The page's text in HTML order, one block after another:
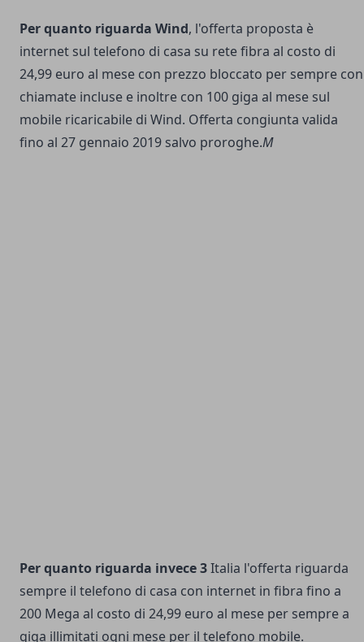
Per quanto riguarda Wind, l'offerta proposta è
internet sul telefono di casa su rete fibra al costo di
24,99 euro al mese con prezzo bloccato per sempre con
chiamate incluse e inoltre con 100 giga al mese sul
mobile ricaricabile di Wind. Offerta congiunta valida
fino al 27 gennaio 2019 salvo proroghe.M
Per quanto riguarda invece 3Italia l'offerta riguarda
sempre il telefono di casa con internet in fibra fino a
200 Mega al costo di 24,99 euro al mese per sempre a
giga illimitati ogni mese per il telefono mobile.